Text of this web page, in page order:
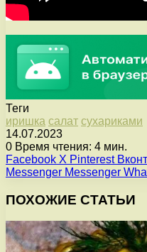
Теги
иришка салат сухариками
14.07.2023
0 Время чтения: 4 мин.
Facebook X Pinterest
Messenger Messenger
ПОХОЖИЕ СТАТЬИ